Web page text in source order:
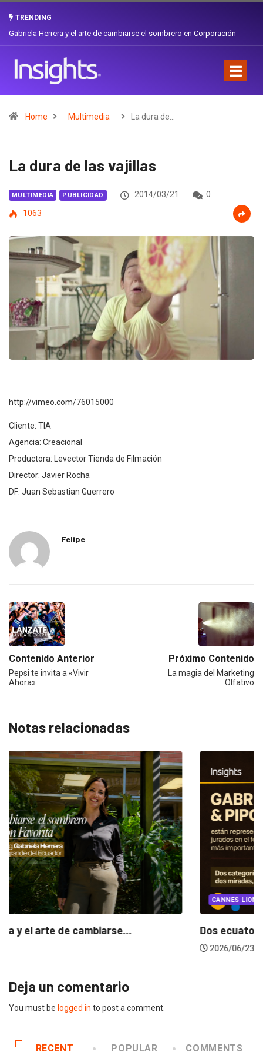
TRENDING
Gabriela Herrera y el arte de cambiarse el sombrero en Corporación
Home Multimedia La dura de…
La dura de las vajillas
MULTIMEDIA PUBLICIDAD 2014/03/21
0
1063
http://vimeo.com/76015000
Cliente: TIA
Agencia: Creacional
Productora: Levector Tienda de Filmación
Director: Javier Rocha
DF: Juan Sebastian Guerrero
Felipe
Contenido Anterior
Pepsi te invita a «Vivir
Ahora»
Próximo Contenido
La magia del Marketing
Olfativo
Notas relacionadas
INSIGHTS UNCATEGORIZED
¿Cambiar de agencia mejora una marca? La...
2026/07/22
Deja un comentario
You must be logged in to post a comment.
RECENT POPULAR COMMENTS